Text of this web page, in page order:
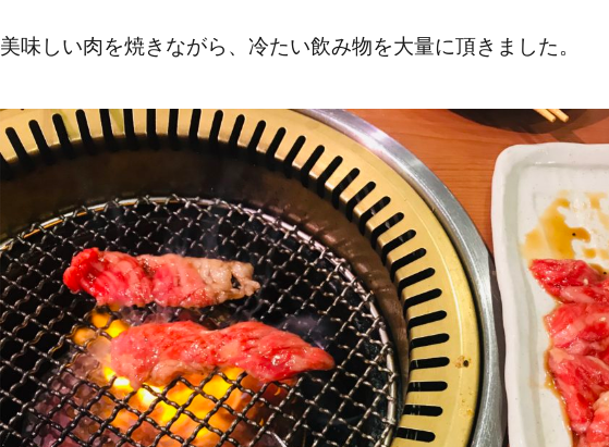
美味しい肉を焼きながら、冷たい飲み物を大量に頂きました。